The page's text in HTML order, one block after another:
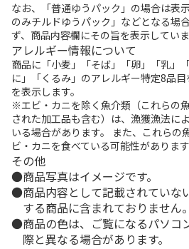
なお、「普通ゆうパック」の場合は表
のみチルドゆうパック」などとなる場
ず、商品内容欄にその旨を表示していま
アレルギー情報について
商品に「小麦」「そば」「卵」「乳」
に」「くるみ」のアレルギー特定8品
を表示します。
※エビ・カニを除く魚介類（これらの
された加工品も含む）は、漁獲漁法に
いる場合があります。 また、これらの
ビ・カニを食べている可能性があります
その他
商品写真はイメージです。
商品内容として記載されていな
する商品に含まれておりません。
商品の色は、ご覧になるパソコ
際と異なる場合があります。